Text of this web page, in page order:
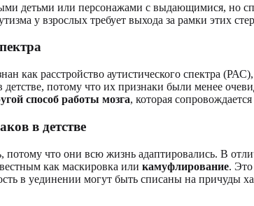
детьми или персонажами с выдающимися, но
у взрослых требует выхода за рамки этих
как расстройство аутистического спектра
детстве, потому что их признаки были менее
способ работы мозга, которая
в детстве
что они всю жизнь адаптировались. В
как маскировка или камуфлирование.
в уединении могут быть списаны на причуды